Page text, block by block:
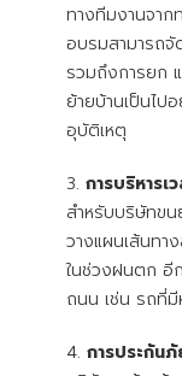
ทางทีมงานจา
อบรมสามารถ
รวมถึงการยก
ย้ายบ้านเป็นไป
อุบัติเหตุ
การบริหารเ
สำหรับบริษัทข
วางแผนเส้นทา
ในช่วงฝนตก อี
ถนน เช่น รถที่
การประกัน